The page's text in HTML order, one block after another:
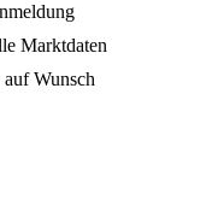
Marktdaten
Wunsch